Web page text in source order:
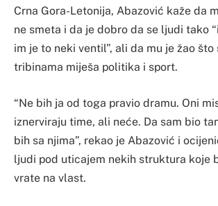
Crna Gora-Letonija, Abazović kaže da
ne smeta i da je dobro da se ljudi tako
im je to neki ventil”, ali da mu je žao
tribinama miješa politika i sport.
“Ne bih ja od toga pravio dramu. Oni
iznerviraju time, ali neće. Da sam bio
bih sa njima”, rekao je Abazović i
ljudi pod uticajem nekih struktura koje
vrate na vlast.